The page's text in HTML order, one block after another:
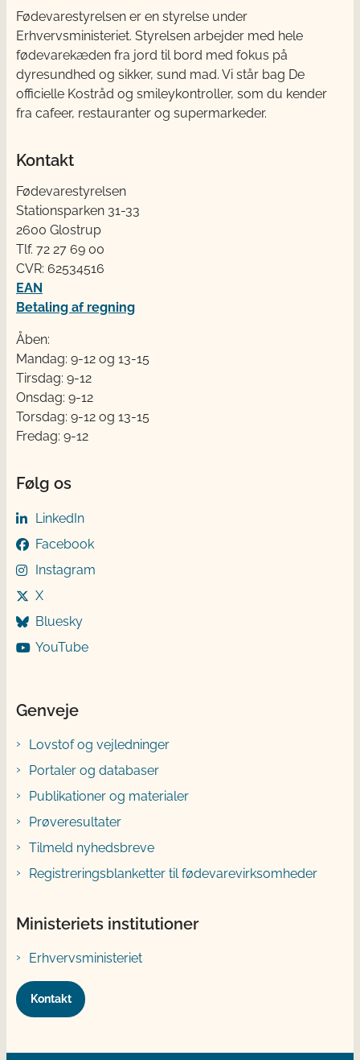
Fødevarestyrelsen er en styrelse under
Erhvervsministeriet. Styrelsen arbejder med hele
fødevarekæden fra jord til bord med fokus på
dyresundhed og sikker, sund mad. Vi står bag De
officielle Kostråd og smileykontroller, som du kender
fra cafeer, restauranter og supermarkeder.
Kontakt
Fødevarestyrelsen
Stationsparken 31-33
2600 Glostrup
Tlf. 72 2​​​7 69 00
CVR: 62534516
EAN
Betaling af regning
Åben:
Mandag: 9-12 og 13-15
Tirsdag: 9-12
Onsdag: 9-12
Torsdag: 9-12 og 13-15
Fredag: 9-12
Følg os
LinkedIn
Facebook
Instagram
X
Bluesky
YouTube
Genveje
Lovstof og vejledninger
Portaler og databaser
Publikationer og materialer
Prøveresultater
Tilmeld nyhedsbreve
Registreringsblanketter til fødevarevirksomheder
Ministeriets institutioner
Erhvervsministeriet
Kontakt